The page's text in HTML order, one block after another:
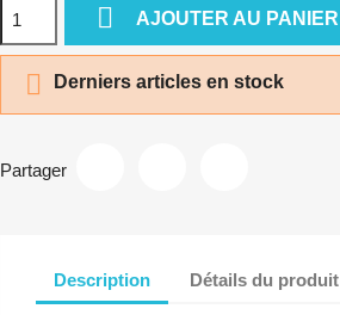
 AJOUTER AU PANIER
 Derniers articles en stock
Partager
Description Détails du produit